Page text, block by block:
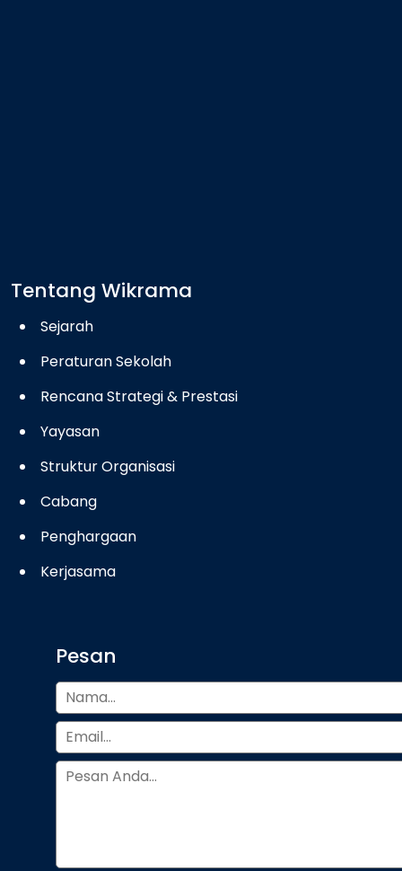
Tentang Wikrama
Sejarah
Peraturan Sekolah
Rencana Strategi & Prestasi
Yayasan
Struktur Organisasi
Cabang
Penghargaan
Kerjasama
Pesan